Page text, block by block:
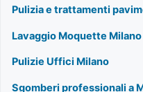
Pulizia e trattamenti
Lavaggio Moquette Milano
Pulizie Uffici Milano
Sgomberi professionali a